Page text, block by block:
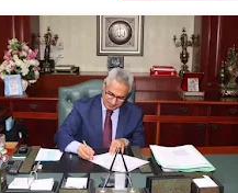
محافظات
محافظ بني سويف يعتمد
تخفيض تنسيق القبول